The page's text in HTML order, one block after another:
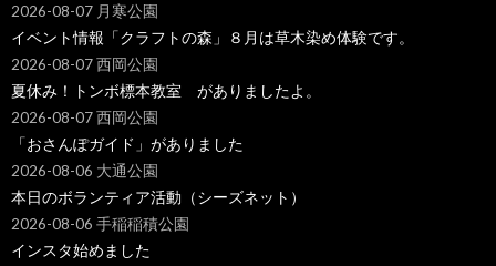
2026-08-07 月寒公園
イベント情報「クラフトの森」８月は草木染め体験です。
2026-08-07 西岡公園
夏休み！トンボ標本教室 がありましたよ。
2026-08-07 西岡公園
「おさんぽガイド」がありました
2026-08-06 大通公園
本日のボランティア活動（シーズネット）
2026-08-06 手稲稲積公園
インスタ始めました